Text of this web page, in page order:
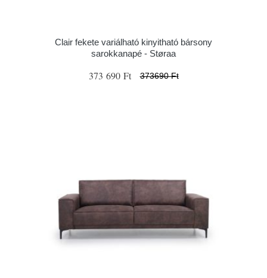
Clair fekete variálható kinyitható bársony
sarokkanapé - Støraa
373 690 Ft 373690 Ft